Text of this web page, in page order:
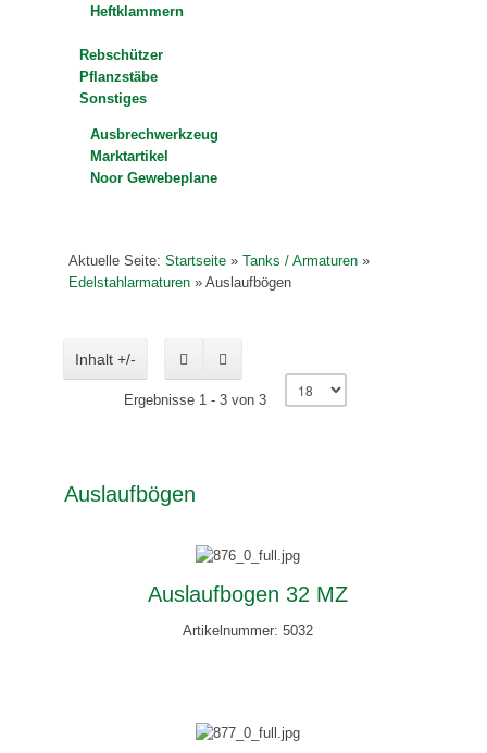
Heftklammern
Rebschützer
Pflanzstäbe
Sonstiges
Ausbrechwerkzeug
Marktartikel
Noor Gewebeplane
Aktuelle Seite:Startseite »Tanks / Armaturen »
Edelstahlarmaturen »Auslaufbögen
Inhalt +/-
Ergebnisse 1 - 3 von 3
Auslaufbögen
Auslaufbogen 32 MZ
Artikelnummer: 5032